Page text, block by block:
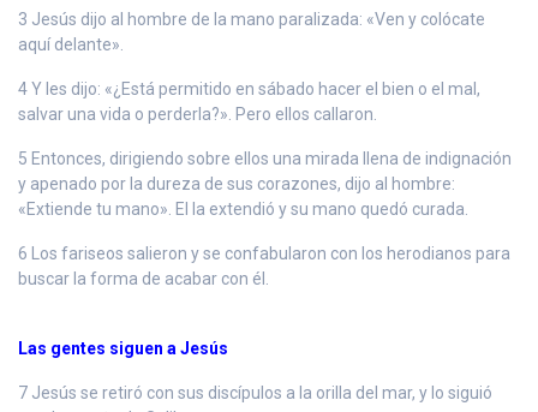
3 Jesús dijo al hombre de la mano paralizada: «Ven y colócate
aquí delante».
4 Y les dijo: «¿Está permitido en sábado hacer el bien o el mal,
salvar una vida o perderla?». Pero ellos callaron.
5 Entonces, dirigiendo sobre ellos una mirada llena de indignación
y apenado por la dureza de sus corazones, dijo al hombre:
«Extiende tu mano». El la extendió y su mano quedó curada.
6 Los fariseos salieron y se confabularon con los herodianos para
buscar la forma de acabar con él.
Las gentes siguen a Jesús
7 Jesús se retiró con sus discípulos a la orilla del mar, y lo siguió